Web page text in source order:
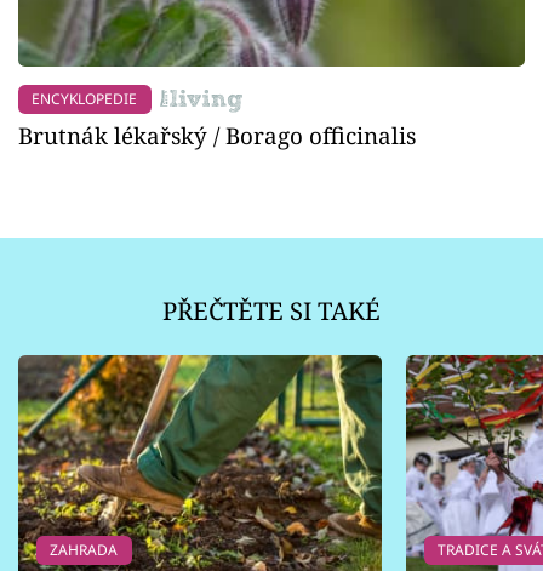
ENCYKLOPEDIE
Brutnák lékařský / Borago officinalis
PŘEČTĚTE SI TAKÉ
ZAHRADA TRADICE A